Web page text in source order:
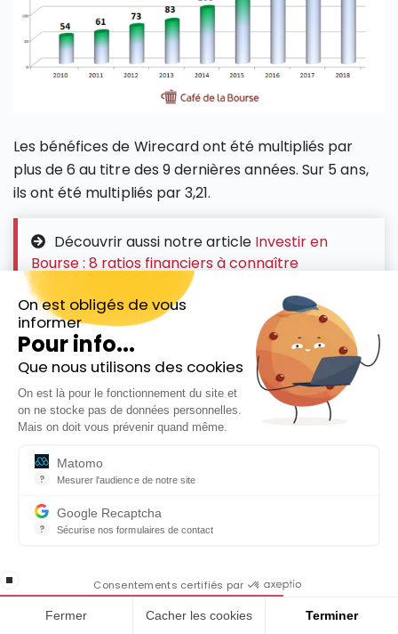
On est obligés de vous
informer
Pour info...
Que nous utilisons des cookies
On est là pour le fonctionnement du site et
on ne stocke pas de données personnelles.
Mais on doit vous prévenir quand même.
?
Matomo
Mesurer l'audience de notre site
?
Google Recaptcha
Sécurise nos formulaires de contact
stop loading Consentements certifiés par
Fermer Cacher les cookies Terminer
Les bénéfices de Wirecard ont été multipliés par
plus de 6 au titre des 9 dernières années. Sur 5 ans,
ils ont été multipliés par 3,21.
Découvrir aussi notre article Investir en
Bourse : 8 ratios financiers à connaître
Étude de la valorisation boursière de
Wirecard
De telles croissances du chiffre d’affaires et des
bénéfices font de Wirecard une société dite de
croissance.
C’est principalement cette croissance des
résultats qui a permis d’attirer l’intérêt des
investisseurs pour cette société, portant le cours
de Bourse de l’action Wirecard à un plus haut de
capitalisation boursière de l’ordre des 24
milliards d’€.
Inscrivez-vous gratuitement à
notre Newsletter hebdo
En cadeau notre ebook
politique de confidentialité de ce site